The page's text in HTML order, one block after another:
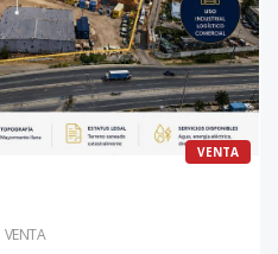
VENTA
VENTA